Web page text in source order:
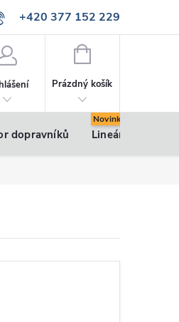
+420 377 152 229
info@vsk-profily.cz
NÁKUPNÍ
Prázdný košík
dopravníků Lineární pohony